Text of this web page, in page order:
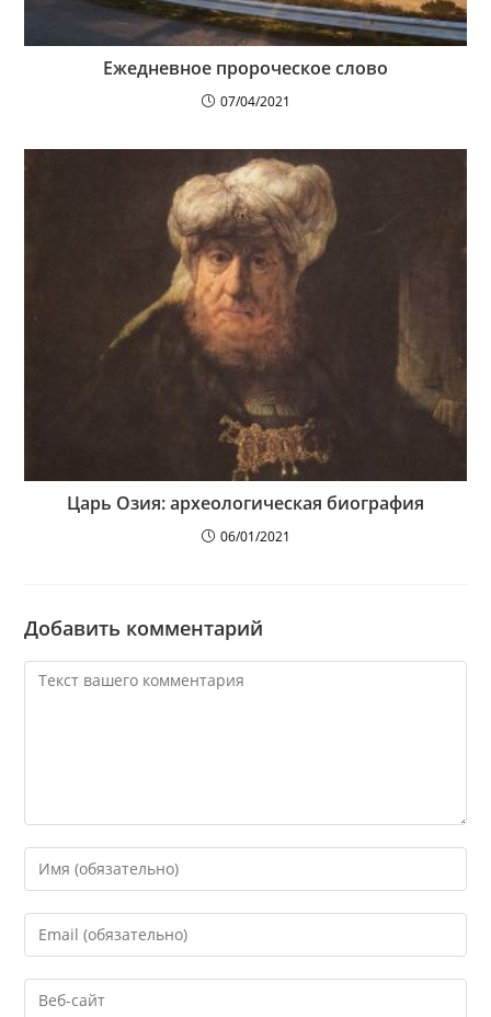
Ежедневное пророческое слово
07/04/2021
Царь Озия: археологическая биография
06/01/2021
Добавить комментарий